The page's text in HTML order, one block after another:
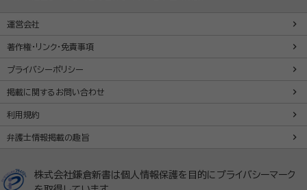
運営会社
著作権・リンク・免責事項
プライバシーポリシー
掲載に関するお問い合わせ
利用規約
弁護士情報掲載の趣旨
株式会社鎌倉新書は個人情報保護を目的にプライバシーマーク